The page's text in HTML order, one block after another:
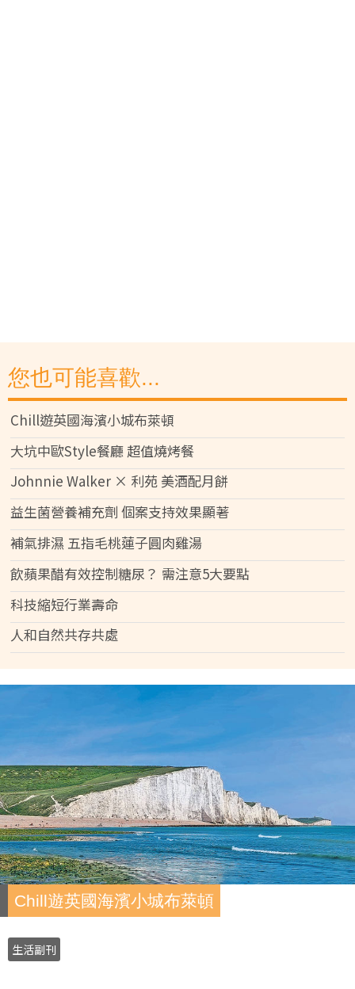
您也可能喜歡...
Chill遊英國海濱小城布萊頓
大坑中歐Style餐廳 超值燒烤餐
Johnnie Walker × 利苑 美酒配月餅
益生菌營養補充劑 個案支持效果顯著
補氣排濕 五指毛桃蓮子圓肉雞湯
飲蘋果醋有效控制糖尿？ 需注意5大要點
科技縮短行業壽命
人和自然共存共處
Chill遊英國海濱小城布萊頓
生活副刊